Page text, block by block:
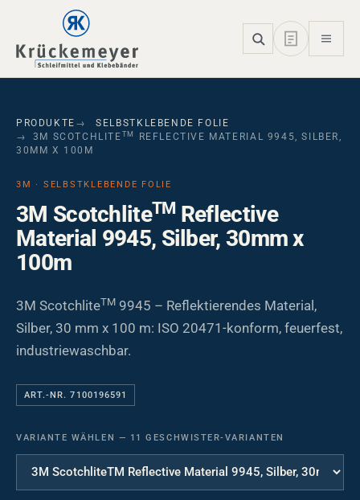
Skip to main navigation
Skip to main content
Skip to page footer
PRODUKTE
SELBSTKLEBENDE FOLIE
3M SCOTCHLITE TM
REFLECTIVE MATERIAL 9945, SILBER,
30MM X 100M
3M · SELBSTKLEBENDE FOLIE
3M ScotchliteTMReflective
Material 9945, Silber, 30mm x
100m
3M ScotchliteTM 9945 – Reflektierendes Material,
Silber, 30 mm x 100 m: ISO 20471-konform, feuerfest,
industriewaschbar.
ART.-NR. 7100196591
VARIANTE WÄHLEN — 11 GESCHWISTER-VARIANTEN